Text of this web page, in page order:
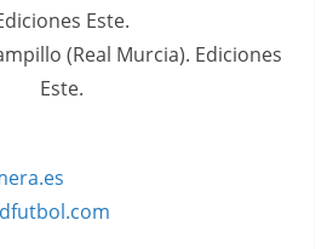
(Real Murcia). Ediciones
Este.